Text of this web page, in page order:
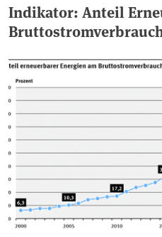
Indikator: Anteil